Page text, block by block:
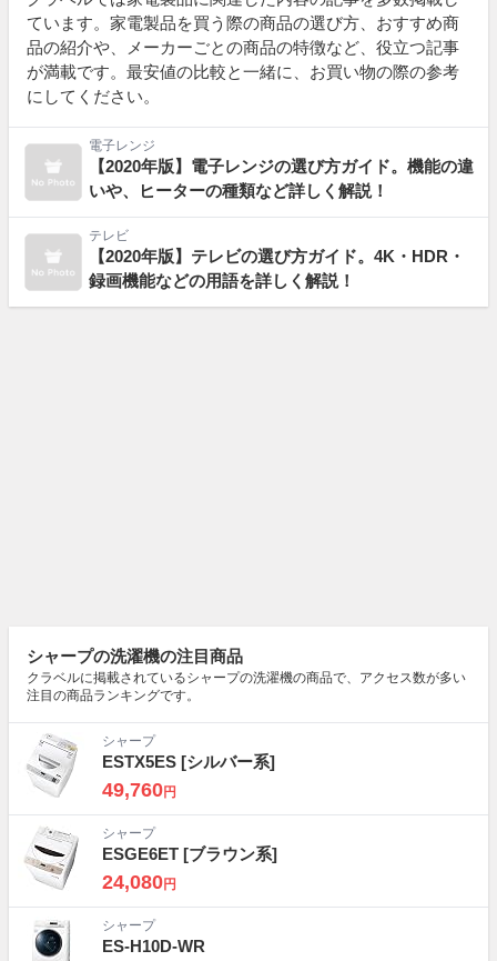
ています。家電製品を買う際の商品の選び方、おすすめ商
品の紹介や、メーカーごとの商品の特徴など、役立つ記事
が満載です。最安値の比較と一緒に、お買い物の際の参考
にしてください。
電子レンジ
【2020年版】電子レンジの選び方ガイド。機能の違
いや、ヒーターの種類など詳しく解説！
テレビ
【2020年版】テレビの選び方ガイド。4K・HDR・
録画機能などの用語を詳しく解説！
シャープの洗濯機の注目商品
クラベルに掲載されているシャープの洗濯機の商品で、アクセス数が多い
注目の商品ランキングです。
シャープ
ESTX5ES [シルバー系]
49,760円
シャープ
ESGE6ET [ブラウン系]
24,080円
シャープ
ES-H10D-WR